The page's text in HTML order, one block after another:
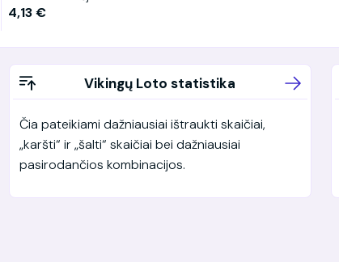
4,13 €
Vikingų Loto statistika
Čia pateikiami dažniausiai ištraukti skaičiai,
„karšti“ ir „šalti“ skaičiai bei dažniausiai
pasirodančios kombinacijos.